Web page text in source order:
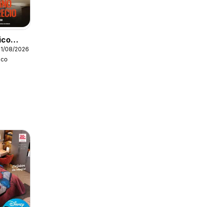
08/2026